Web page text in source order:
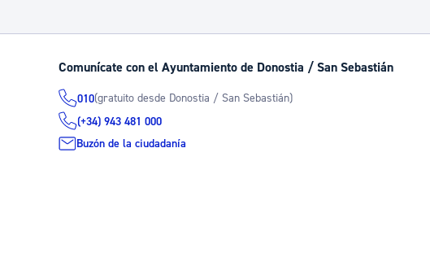
Comunícate con el Ayuntamiento de Donostia / San Sebastián
010(gratuito desde Donostia / San Sebastián)
(+34) 943 481 000
Buzón de la ciudadanía